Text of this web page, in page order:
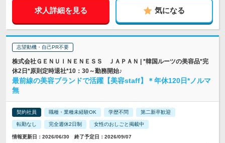
求人詳細を見る 気になる
志望動機・自己PR不要
株式会社ＧＥＮＵＩＮＥＮＥＳＳ ＪＡＰＡＮ | *韓国ルーツの美容品*完
休2日*原則定時退社*10：30～勤務開始♪
最前線の美容ブランドで活躍【美容staff】＊年休120日*ノルマ
無
契約社員 職種・業種未経験OK 学歴不問 第二新卒歓迎
転勤なし 完全週休2日制 女性のおしごと掲載中
情報更新日：2026/06/30 終了予定日：2026/09/07